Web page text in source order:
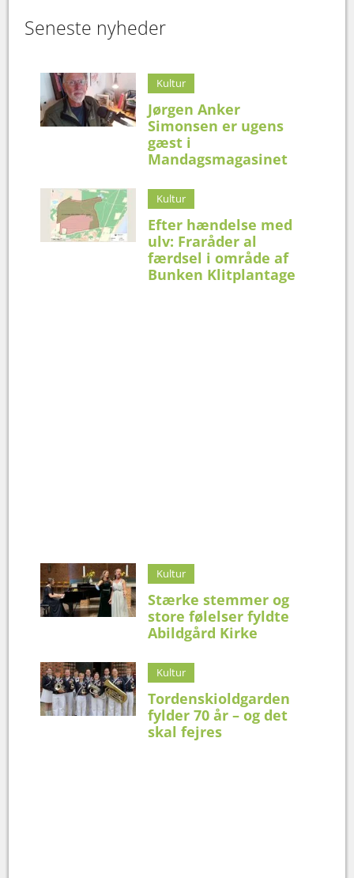
Seneste nyheder
Kultur
Jørgen Anker
Simonsen er ugens
gæst i
Mandagsmagasinet
Kultur
Efter hændelse med
ulv: Fraråder al
færdsel i område af
Bunken Klitplantage
Kultur
Stærke stemmer og
store følelser fyldte
Abildgård Kirke
Kultur
Tordenskioldgarden
fylder 70 år – og det
skal fejres